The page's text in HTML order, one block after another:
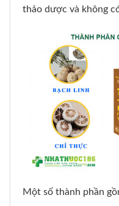
thảo dược và không
Một số thành phần